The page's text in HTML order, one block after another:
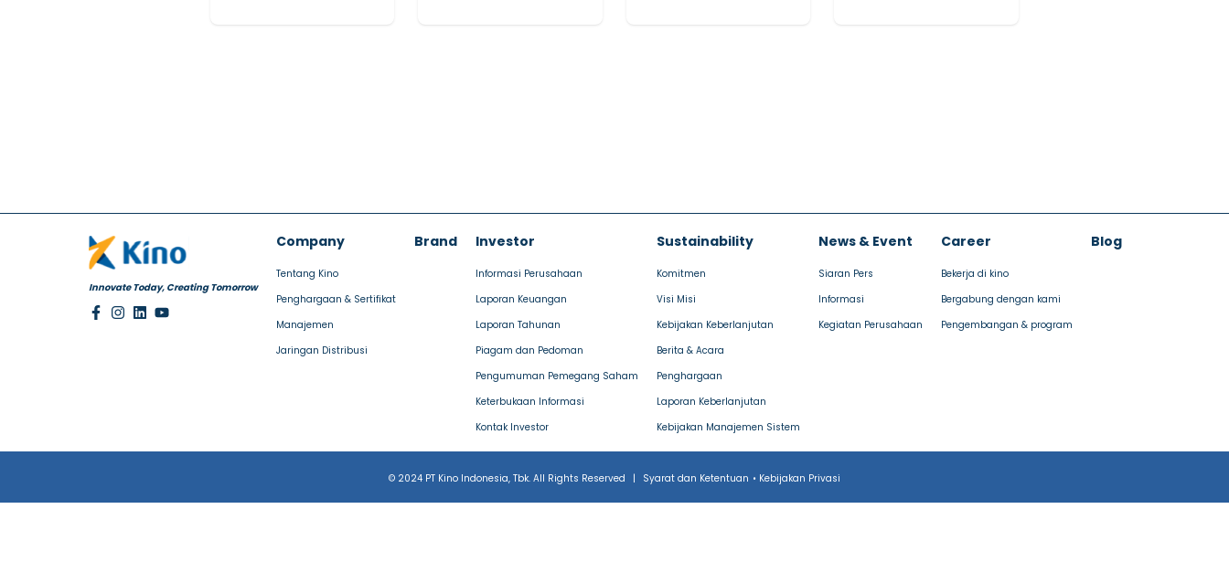
Innovate Today, Creating Tomorrow
Company
Tentang Kino
Penghargaan & Sertifikat
Manajemen
Jaringan Distribusi
Brand Investor
Informasi Perusahaan
Laporan Keuangan
Laporan Tahunan
Piagam dan Pedoman
Pengumuman Pemegang Saham
Keterbukaan Informasi
Kontak Investor
Sustainability
Komitmen
Visi Misi
Kebijakan Keberlanjutan
Berita & Acara
Penghargaan
Laporan Keberlanjutan
Kebijakan Manajemen Sistem
News & Event
Siaran Pers
Informasi
Kegiatan Perusahaan
Career
Bekerja di kino
Bergabung dengan kami
Pengembangan & program
Blog
© 2024 PT Kino Indonesia, Tbk. All Rights Reserved | Syarat dan Ketentuan • Kebijakan Privasi